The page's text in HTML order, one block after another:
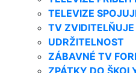
TELEVIZE
TV ZVIDITELŇUJE
UDRŽITELNOST
ZÁBAVNÉ TV
ZPÁTKY DO